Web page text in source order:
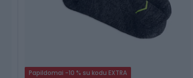
Papildomai -10 % su kodu EXTRA